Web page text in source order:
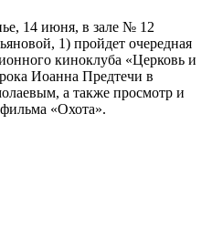
14 июня, в зале № 12
1) пройдет очередная
киноклуба «Церковь и
Иоанна Предтечи в
а также просмотр и
«Охота».